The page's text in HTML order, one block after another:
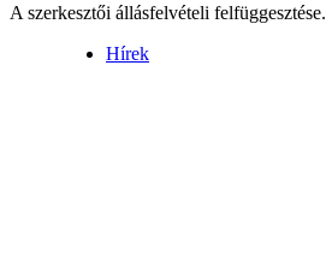
A szerkesztői állásfelvételi felfüggesztése.
Hírek